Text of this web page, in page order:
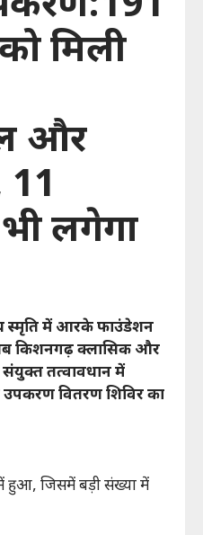
एल्गोरिदम पर
मिली
और
लगेगा
स्मृति में आरके फाउंडेशन
किशनगढ़ क्लासिक और
संयुक्त तत्वावधान में
उपकरण वितरण शिविर का
हुआ, जिसमें बड़ी संख्या में